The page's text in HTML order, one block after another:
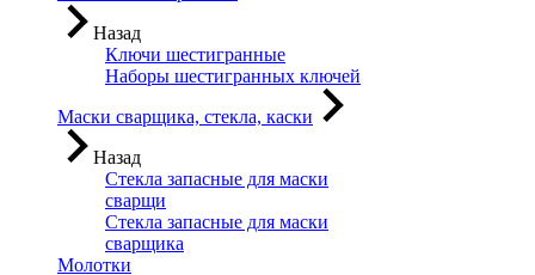
Назад
Ключи шестигранные
Наборы шестигранных ключей
Маски сварщика, стекла, каски
Назад
Стекла запасные для маски
сварщи
Стекла запасные для маски
сварщика
Молотки